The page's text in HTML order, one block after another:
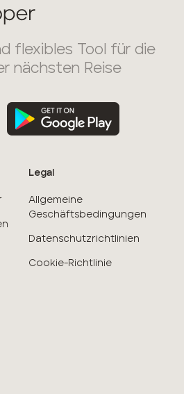
flexibles Tool für die
nächsten Reise
Legal
Allgemeine
Geschäftsbedingungen
Datenschutzrichtlinien
Cookie-Richtlinie